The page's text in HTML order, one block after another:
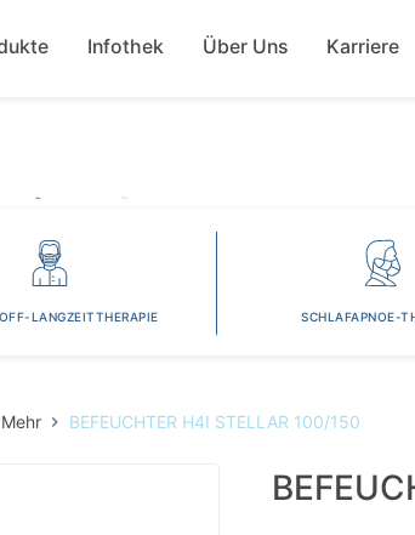
zum
Infothek Über Uns Karriere
LANGZEITTHERAPIE SCHLAFAPNOE-
Mehr BEFEUCHTER H4I STELLAR 100/150